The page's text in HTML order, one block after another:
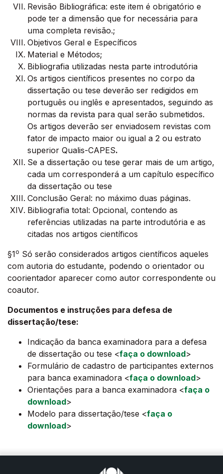
Revisão Bibliográfica: este item é obrigatório e
pode ter a dimensão que for necessária para
uma completa revisão.;
Objetivos Geral e Específicos
Material e Métodos;
Bibliografia utilizadas nesta parte introdutória
Os artigos científicos presentes no corpo da
dissertação ou tese deverão ser redigidos em
português ou inglês e apresentados, seguindo as
normas da revista para qual serão submetidos.
Os artigos deverão ser enviadosem revistas com
fator de impacto maior ou igual a 2 ou estrato
superior Qualis-CAPES.
Se a dissertação ou tese gerar mais de um artigo,
cada um corresponderá a um capítulo específico
da dissertação ou tese
Conclusão Geral: no máximo duas páginas.
Bibliografia total: Opcional, contendo as
referências utilizadas na parte introdutória e as
citadas nos artigos científicos
§1o Só serão considerados artigos científicos aqueles
com autoria do estudante, podendo o orientador ou
coorientador aparecer como autor correspondente ou
coautor.
Documentos e instruções para defesa de
dissertação/tese:
Indicação da banca examinadora para a defesa
de dissertação ou tese <faça o download>
Formulário de cadastro de participantes externos
para banca examinadora <faça o download>
Orientações para a banca examinadora <faça o
download>
Modelo para dissertação/tese <faça o
download>